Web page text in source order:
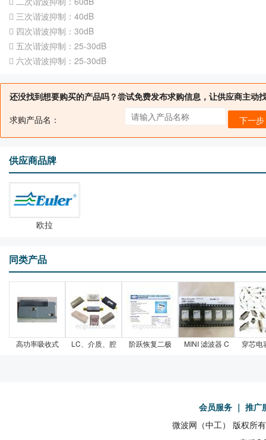
 三次谐波抑制：40dB
 四次谐波抑制：30dB
 五次谐波抑制：25-30dB
 六次谐波抑制：25-30dB
还没找到想要购买的产品吗？尝试免费发布求购信息，让供应商主动
求购产品名：
下一步
供应商品牌
欧拉
同类产品
高功率吸收式 LC、介质、腔 阶跃恢复二极 MINI 滤波器 C 穿芯电
会员服务 ｜ 推广
微波网（中工） 版权所